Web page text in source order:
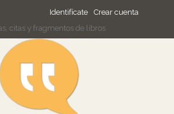
Identifícate Crear cuenta
citas y fragmentos de libros